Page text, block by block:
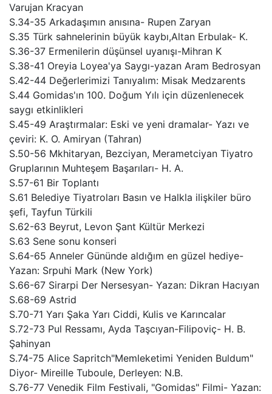
Varujan Kracyan
S.34-35 Arkadaşımın anısına- Rupen Zaryan
S.35 Türk sahnelerinin büyük kaybı,Altan Erbulak- K.
S.36-37 Ermenilerin düşünsel uyanışı-Mihran K
S.38-41 Oreyia Loyea'ya Saygı-yazan Aram Bedrosyan
S.42-44 Değerlerimizi Tanıyalım: Misak Medzarents
S.44 Gomidas'ın 100. Doğum Yılı için düzenlenecek
saygı etkinlikleri
S.45-49 Araştırmalar: Eski ve yeni dramalar- Yazı ve
çeviri: K. O. Amiryan (Tahran)
S.50-56 Mkhitaryan, Bezciyan, Merametciyan Tiyatro
Gruplarının Muhteşem Başarıları- H. A.
S.57-61 Bir Toplantı
S.61 Belediye Tiyatroları Basın ve Halkla ilişkiler büro
şefi, Tayfun Türkili
S.62-63 Beyrut, Levon Şant Kültür Merkezi
S.63 Sene sonu konseri
S.64-65 Anneler Gününde aldığım en güzel hediye-
Yazan: Srpuhi Mark (New York)
S.66-67 Sirarpi Der Nersesyan- Yazan: Dikran Hacıyan
S.68-69 Astrid
S.70-71 Yarı Şaka Yarı Ciddi, Kulis ve Karıncalar
S.72-73 Pul Ressamı, Ayda Taşcıyan-Filipoviç- H. B.
Şahinyan
S.74-75 Alice Sapritch"Memleketimi Yeniden Buldum"
Diyor- Mireille Tuboule, Derleyen: N.B.
S.76-77 Venedik Film Festivali, "Gomidas" Filmi- Yazan: